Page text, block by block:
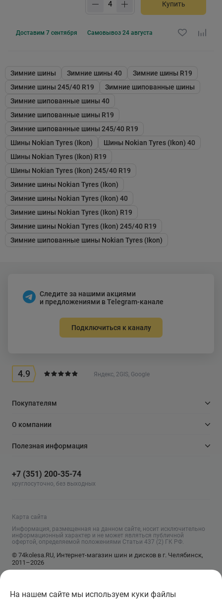
Купить
Доставим 7 сентября Самовывоз 24 августа
Зимние шины Зимние шины 40
Зимние шины R19
Зимние шины 245/40 R19
Зимние шипованные шины
Зимние шипованные шины 40
Зимние шипованные шины R19
Зимние шипованные шины 245/40 R19
Шины Nokian Tyres (Ikon)
Шины Nokian Tyres (Ikon) 40
Шины Nokian Tyres (Ikon) R19
Шины Nokian Tyres (Ikon) 245/40 R19
Зимние шины Nokian Tyres (Ikon)
Зимние шины Nokian Tyres (Ikon) 40
Зимние шины Nokian Tyres (Ikon) R19
Зимние шины Nokian Tyres (Ikon) 245/40 R19
Зимние шипованные шины Nokian Tyres (Ikon)
Следите за нашими акциями
и предложениями в Telegram-канале
Подключиться к каналу
4.9 Яндекс, 2GIS, Google
Покупателям
О компании
Полезная информация
+7 (351) 200-35-74
круглосуточно, без выходных
Карта сайта
Информация, размещенная на данном сайте, носит исключительно
информационный характер и не может являться публичной
офертой, определяемой положениями Статьи 437 (2) ГК РФ.
© 74kolesa.RU, Интернет-магазин шин и дисков в г. Челябинск,
2011–2026
На нашем сайте мы используем куки файлы